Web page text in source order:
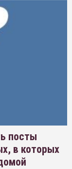
посты
в которых